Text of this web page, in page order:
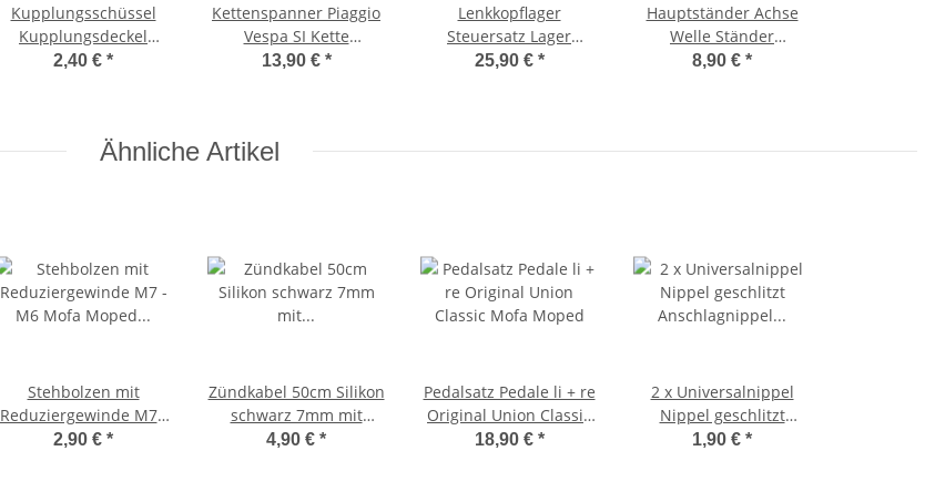
Kupplungsschüssel
Kupplungsdeckel
Abdeckung Deckel
2,40 € *
Kettenspanner Piaggio
Vespa SI Kette
Kettenführung
13,90 € *
Lenkkopflager
Steuersatz Lager
Lenkkopf Vespa SI,
25,90 € *
Hauptständer Achse
Welle Ständer
Originalteil Ø 112mm Ø
8,90 € *
Ähnliche Artikel
Stehbolzen mit
Reduziergewinde M7 -
M6 Mofa Moped Einlaß
2,90 € *
Zündkabel 50cm Silikon
schwarz 7mm mit
Zündkerzenstecker
4,90 € *
Pedalsatz Pedale li + re
Original Union Classic
Mofa Moped
18,90 € *
2 x Universalnippel
Nippel geschlitzt
Anschlagnippel Ø 8 + 6
1,90 € *